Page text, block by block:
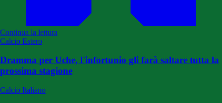
Continua la lettura
Calcio Estero
Dramma per Uche, l'infortunio gli farà saltare tutta la
prossima stagione
Calcio Italiano